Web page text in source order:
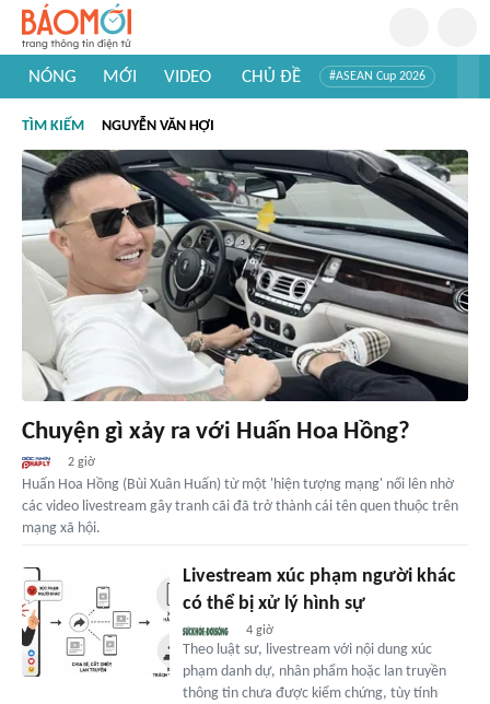
NÓNG MỚI VIDEO CHỦ ĐỀ #ASEAN Cup 2026
#Khám phá thế giới
TÌM KIẾM NGUYỄN VĂN HỢI
Chuyện gì xảy ra với Huấn Hoa Hồng?
2 giờ
Huấn Hoa Hồng (Bùi Xuân Huấn) từ một 'hiện tượng mạng' nổi lên nhờ
các video livestream gây tranh cãi đã trở thành cái tên quen thuộc trên
mạng xã hội.
Livestream xúc phạm người khác
có thể bị xử lý hình sự
4 giờ
Theo luật sư, livestream với nội dung xúc
phạm danh dự, nhân phẩm hoặc lan truyền
thông tin chưa được kiểm chứng, tùy tính